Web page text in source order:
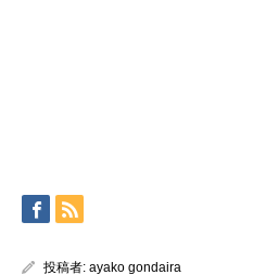
投稿者: ayako gondaira